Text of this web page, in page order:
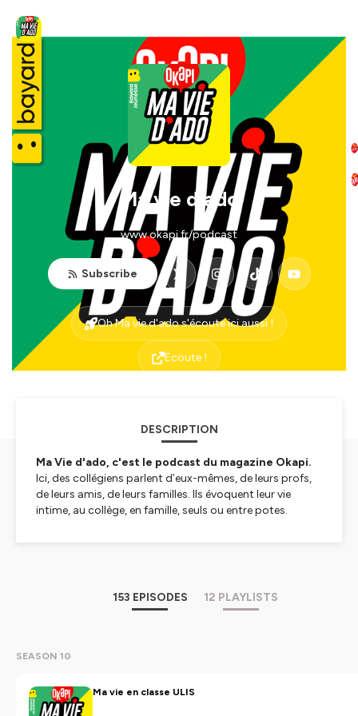
Ma vie d'ado
www.okapi.fr/podcast
Subscribe
Oh Ma vie d'ado s'écoute ici aussi !
Ecoute !
DESCRIPTION
Ma Vie d'ado, c'est le podcast du magazine Okapi.
Ici, des collégiens parlent d’eux-mêmes, de leurs profs,
de leurs amis, de leurs familles. Ils évoquent leur vie
intime, au collège, en famille, seuls ou entre potes.
C’est bouleversant comme une vie d’ado !
Ma Vie d’ado, le podcast du magazine Okapi,
magazine !
Ce podcast est réalisé par le magazine Okapi (Bayard
Jeunesse.)
153 EPISODES 12 PLAYLISTS
SEASON 10
Ma vie en classe ULIS